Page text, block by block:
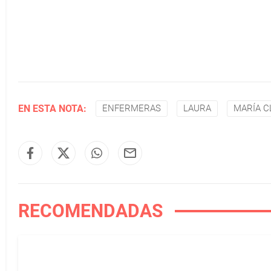
EN ESTA NOTA: ENFERMERAS LAURA MARÍA
RECOMENDADAS